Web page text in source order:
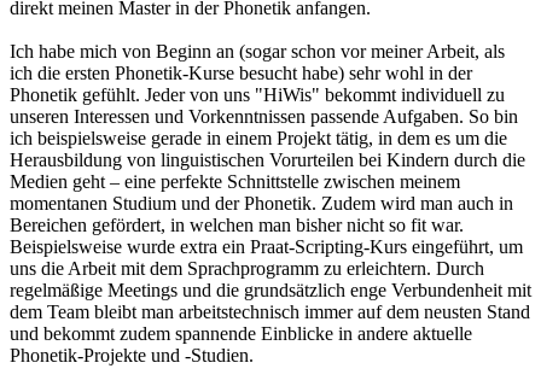
direkt meinen Master in der Phonetik anfangen.
Ich habe mich von Beginn an (sogar schon vor meiner Arbeit, als
ich die ersten Phonetik-Kurse besucht habe) sehr wohl in der
Phonetik gefühlt. Jeder von uns "HiWis" bekommt individuell zu
unseren Interessen und Vorkenntnissen passende Aufgaben. So bin
ich beispielsweise gerade in einem Projekt tätig, in dem es um die
Herausbildung von linguistischen Vorurteilen bei Kindern durch die
Medien geht – eine perfekte Schnittstelle zwischen meinem
momentanen Studium und der Phonetik. Zudem wird man auch in
Bereichen gefördert, in welchen man bisher nicht so fit war.
Beispielsweise wurde extra ein Praat-Scripting-Kurs eingeführt, um
uns die Arbeit mit dem Sprachprogramm zu erleichtern. Durch
regelmäßige Meetings und die grundsätzlich enge Verbundenheit mit
dem Team bleibt man arbeitstechnisch immer auf dem neusten Stand
und bekommt zudem spannende Einblicke in andere aktuelle
Phonetik-Projekte und -Studien.